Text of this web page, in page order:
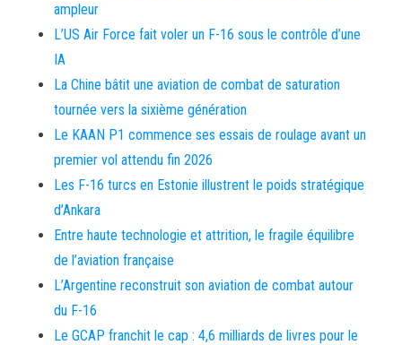
ampleur
L’US Air Force fait voler un F-16 sous le contrôle d’une
IA
La Chine bâtit une aviation de combat de saturation
tournée vers la sixième génération
Le KAAN P1 commence ses essais de roulage avant un
premier vol attendu fin 2026
Les F-16 turcs en Estonie illustrent le poids stratégique
d’Ankara
Entre haute technologie et attrition, le fragile équilibre
de l’aviation française
L’Argentine reconstruit son aviation de combat autour
du F-16
Le GCAP franchit le cap : 4,6 milliards de livres pour le